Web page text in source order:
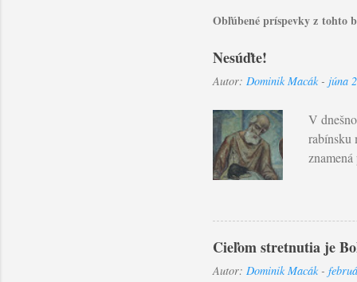
Obľúbené príspevky z tohto
Nesúďte!
Autor: Dominik Macák - júna
V
rabínsku
ktorý
svojím
Cieľom stretnutia je
Autor: Dominik Macák -